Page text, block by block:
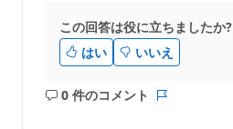
この回答は役に立ちましたか?
はい
いいえ
0 件のコメント
コ